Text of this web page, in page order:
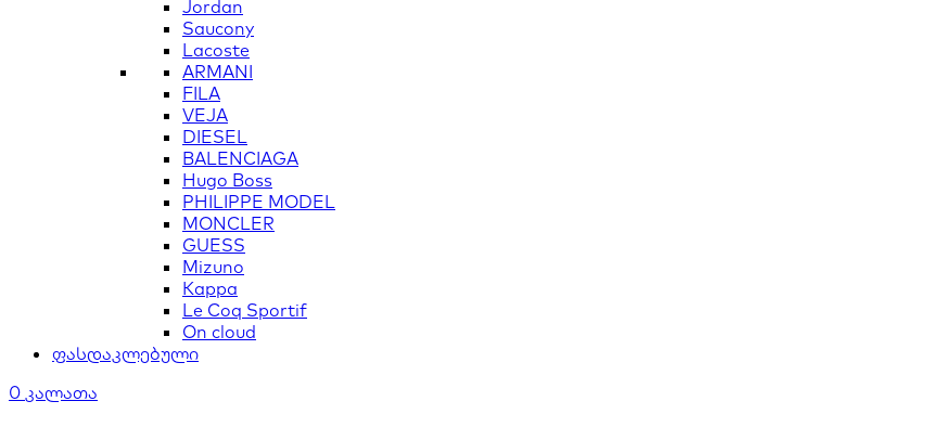
Jordan
Saucony
Lacoste
ARMANI
FILA
VEJA
DIESEL
BALENCIAGA
Hugo Boss
PHILIPPE MODEL
MONCLER
GUESS
Mizuno
Kappa
Le Coq Sportif
On cloud
ფასდაკლებული
0 კალათა